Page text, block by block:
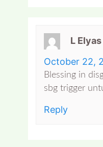
L
October 22,
Blessing in
sbg trigger
Reply